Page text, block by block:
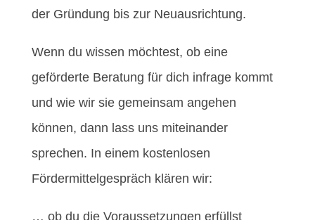
der Gründung bis zur Neuausrichtung.
Wenn du wissen möchtest, ob eine
geförderte Beratung für dich infrage kommt
und wie wir sie gemeinsam angehen
können, dann lass uns miteinander
sprechen. In einem kostenlosen
Fördermittelgespräch klären wir:
… ob du die Voraussetzungen erfüllst